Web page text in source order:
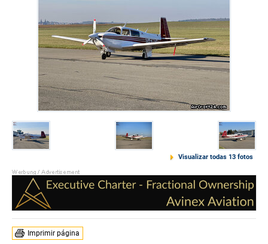
Visualizar todas 13 fotos
Imprimir página